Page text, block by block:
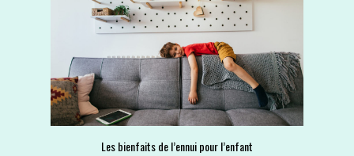
Les bienfaits de l’ennui pour l’enfant